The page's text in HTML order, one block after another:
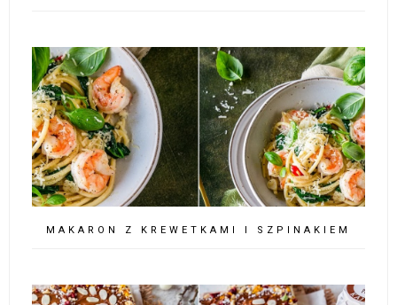
MAKARON Z KREWETKAMI I SZPINAKIEM